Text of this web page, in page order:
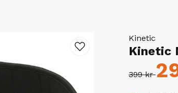
Kinetic
Kinetic
399 kr